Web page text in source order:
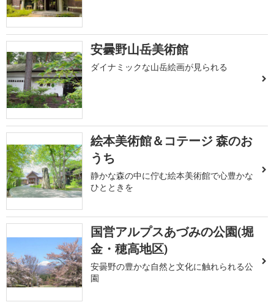
安曇野山岳美術館
ダイナミックな山岳絵画が見られる
絵本美術館＆コテージ 森のお
うち
静かな森の中に佇む絵本美術館で心豊かな
ひとときを
国営アルプスあづみの公園(堀
金・穂高地区)
安曇野の豊かな自然と文化に触れられる公
園